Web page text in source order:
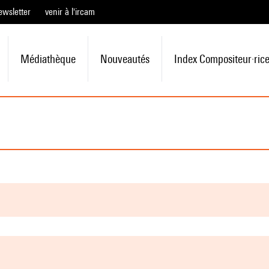
venir à l'ircam
Médiathèque Nouveautés Index Compositeur·rice